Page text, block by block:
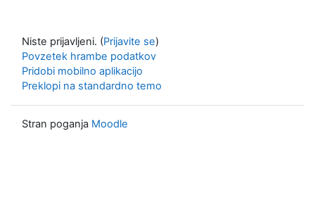
Niste prijavljeni. (Prijavite se)
Povzetek hrambe podatkov
Pridobi mobilno aplikacijo
Preklopi na standardno temo
Stran poganja Moodle